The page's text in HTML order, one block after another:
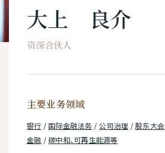
大上 良介
资深合伙人
主要业务领域
银行 /国际金融法务 / 公司治理 /股东大会
金融 /碳中和、可再生能源等